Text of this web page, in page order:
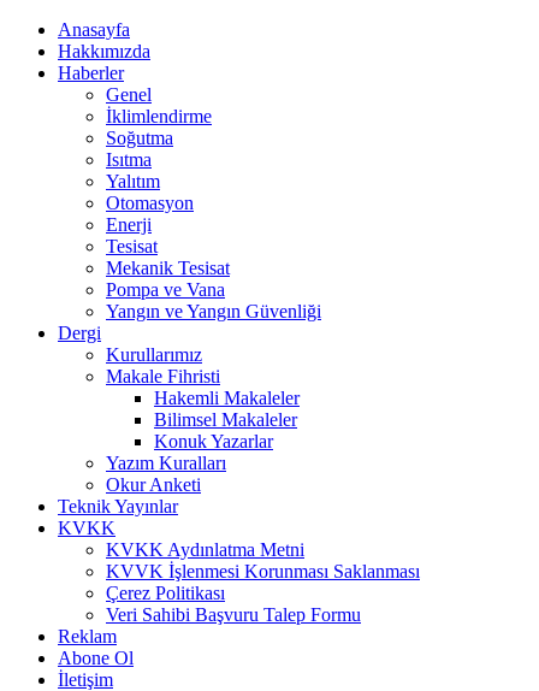
Anasayfa
Hakkımızda
Haberler
Genel
İklimlendirme
Soğutma
Isıtma
Yalıtım
Otomasyon
Enerji
Tesisat
Mekanik Tesisat
Pompa ve Vana
Yangın ve Yangın Güvenliği
Dergi
Kurullarımız
Makale Fihristi
Hakemli Makaleler
Bilimsel Makaleler
Konuk Yazarlar
Yazım Kuralları
Okur Anketi
Teknik Yayınlar
KVKK
KVKK Aydınlatma Metni
KVVK İşlenmesi Korunması Saklanması
Çerez Politikası
Veri Sahibi Başvuru Talep Formu
Reklam
Abone Ol
İletişim